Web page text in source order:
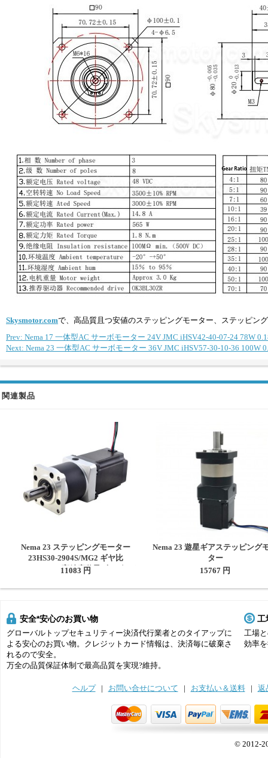
Skysmotor.comで、高品質且つ安値のステッピングモーター、ステッピン
Prev: Nema 17 一体型AC サーボモーター 24V JMC iHSV42-40-07-24 78W
Next: Nema 23 一体型AC サーボモーター 36V JMC iHSV57-30-10-36 100W
関連製品
Nema 23 ステッピングモーター
23HS30-2904S/MG2 ギヤ比
10:1/20:1/50:1高精度遊星ギアボック
11083 円
Nema 23 遊星ギアステッピング
ター
DLF+57HS5630A4D（4:1/5:1/
15767 円
安全*安心のお買い物
グローバルトップセキュリティー決済代行業者とのタイアップに
よる安心のお買い物。クレジットカード情報は、決済毎に破棄さ
れるので安全。
万全の品質保証体制で最高品質を実現?維持。
工
工場
効率
ヘルプ | お問い合せについて | お支払い＆送料 | 返
© 2012-